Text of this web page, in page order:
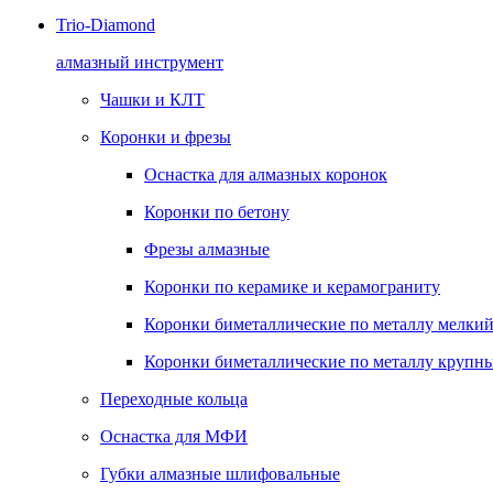
Trio-Diamond
алмазный инструмент
Чашки и КЛТ
Коронки и фрезы
Оснастка для алмазных коронок
Коронки по бетону
Фрезы алмазные
Коронки по керамике и керамограниту
Коронки биметаллические по металлу
Коронки биметаллические по металлу
Переходные кольца
Оснастка для МФИ
Губки алмазные шлифовальные